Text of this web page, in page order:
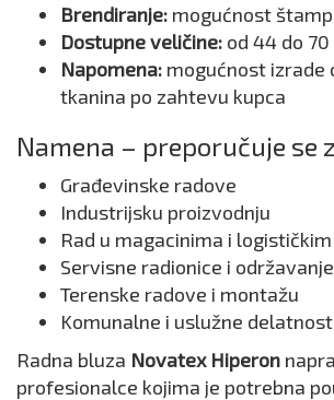
Brendiranje: mogućnost
Dostupne veličine: od 44 do 70
Napomena: mogućnost izrade
tkanina po zahtevu kupca
Namena – preporučuje se
Građevinske radove
Industrijsku proizvodnju
Rad u magacinima i
Servisne radionice i održavanje
Terenske radove i montažu
Komunalne i uslužne
Radna bluza Novatex Hiperon
profesionalce kojima je potrebna